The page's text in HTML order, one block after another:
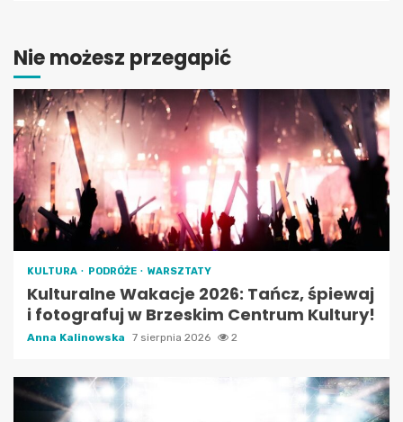
Nie możesz przegapić
KULTURA PODRÓŻE WARSZTATY
Kulturalne Wakacje 2026: Tańcz, śpiewaj
i fotografuj w Brzeskim Centrum Kultury!
Anna Kalinowska 7 sierpnia 2026 2